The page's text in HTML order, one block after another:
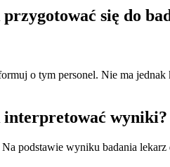
się do
o tym personel. Nie ma
wyniki?
podstawie wyniku badania